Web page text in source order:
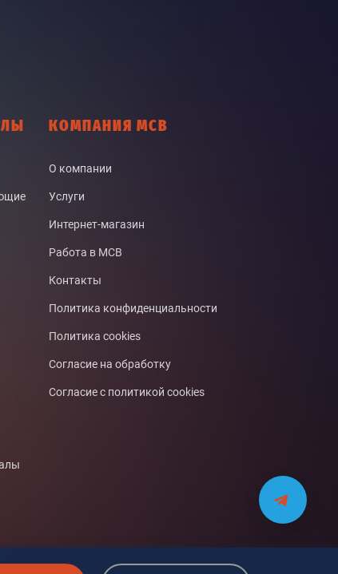
КОМПАНИЯ МСВ
О компании
Услуги
Интернет-магазин
Работа в МСВ
Контакты
Политика конфиденциальности
Политика cookies
Согласие на обработку
Согласие с политикой cookies